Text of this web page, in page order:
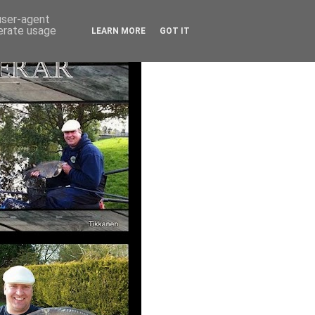
agent
usage
LEARN MORE GOT IT